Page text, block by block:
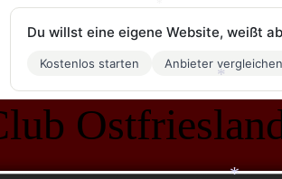
Du willst eine eigene Website, weißt
Kostenlos starten Anbieter vergleichen
*
*